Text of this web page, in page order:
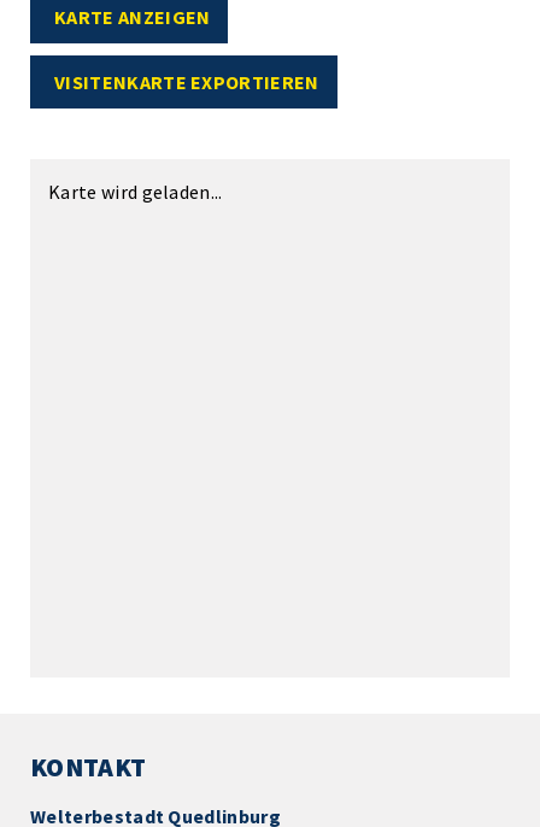
KARTE ANZEIGEN
VISITENKARTE EXPORTIEREN
Karte wird geladen...
KONTAKT
Welterbestadt Quedlinburg